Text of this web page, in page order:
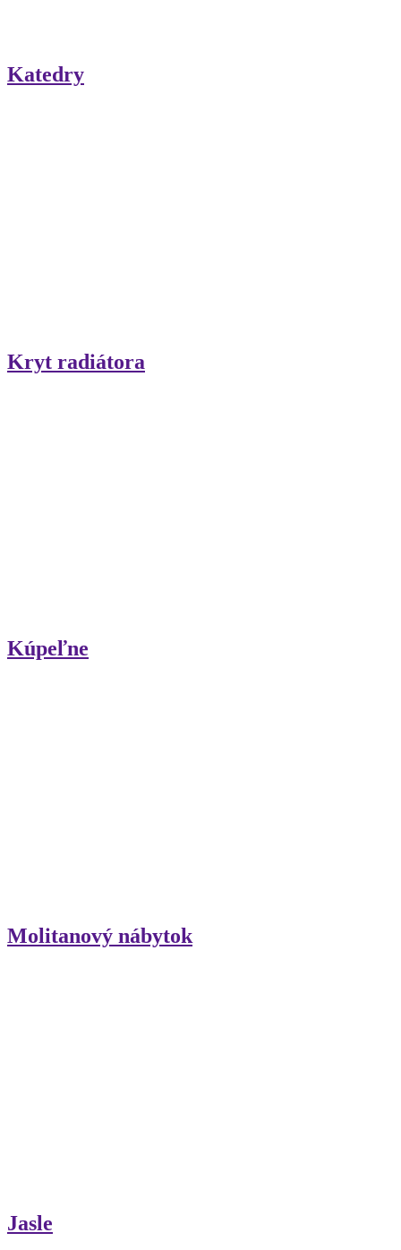
Katedry
Kryt radiátora
Kúpeľne
Molitanový nábytok
Jasle